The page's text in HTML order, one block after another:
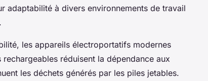
adaptabilité à divers environnements de travail
les appareils électroportatifs modernes
réduisent la dépendance aux
les déchets générés par les piles jetables.